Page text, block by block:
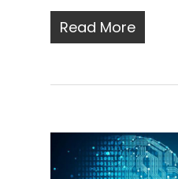
Read More